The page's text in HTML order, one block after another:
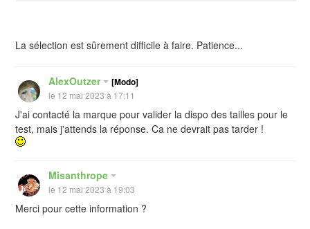
La sélection est sûrement difficile à faire. Patience...
AlexOutzer [Modo]
le 12 mai 2023 à 17:11
J'ai contacté la marque pour valider la dispo des tailles pour le
test, mais j'attends la réponse. Ca ne devrait pas tarder !
Misanthrope
le 12 mai 2023 à 19:03
Merci pour cette information ?